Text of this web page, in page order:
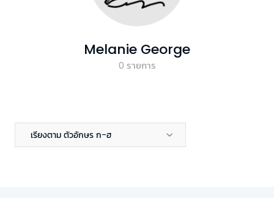
Melanie George
0 รายการ
เรียงตาม ตัวอักษร ก-ฮ